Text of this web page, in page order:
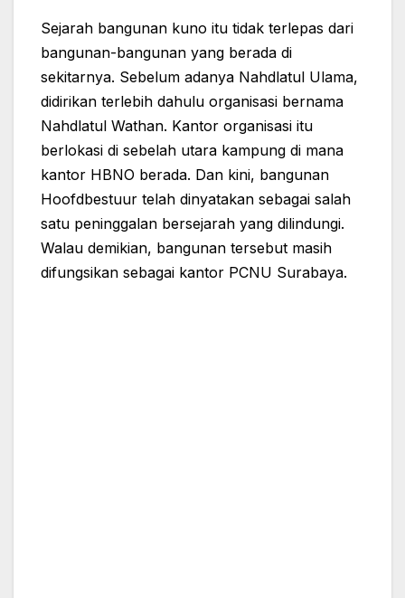
Sejarah bangunan kuno itu tidak terlepas dari
bangunan-bangunan yang berada di
sekitarnya. Sebelum adanya Nahdlatul Ulama,
didirikan terlebih dahulu organisasi bernama
Nahdlatul Wathan. Kantor organisasi itu
berlokasi di sebelah utara kampung di mana
kantor HBNO berada. Dan kini, bangunan
Hoofdbestuur telah dinyatakan sebagai salah
satu peninggalan bersejarah yang dilindungi.
Walau demikian, bangunan tersebut masih
difungsikan sebagai kantor PCNU Surabaya.